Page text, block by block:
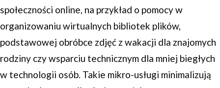
społeczności online, na przykład o pomocy w
organizowaniu wirtualnych bibliotek plików,
podstawowej obróbce zdjęć z wakacji dla znajomych
rodziny czy wsparciu technicznym dla mniej biegłych
w technologii osób. Takie mikro-usługi minimalizują